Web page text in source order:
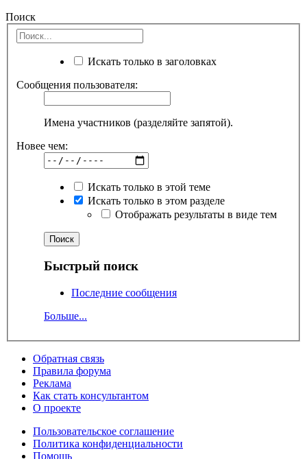
Поиск
Искать только в заголовках
Сообщения пользователя:
Имена участников (разделяйте запятой).
Новее чем:
Искать только в этой теме
Искать только в этом разделе
Отображать результаты в виде тем
Быстрый поиск
Последние сообщения
Больше...
Обратная связь
Правила форума
Реклама
Как стать консультантом
О проекте
Пользовательское соглашение
Политика конфиденциальности
Помощь